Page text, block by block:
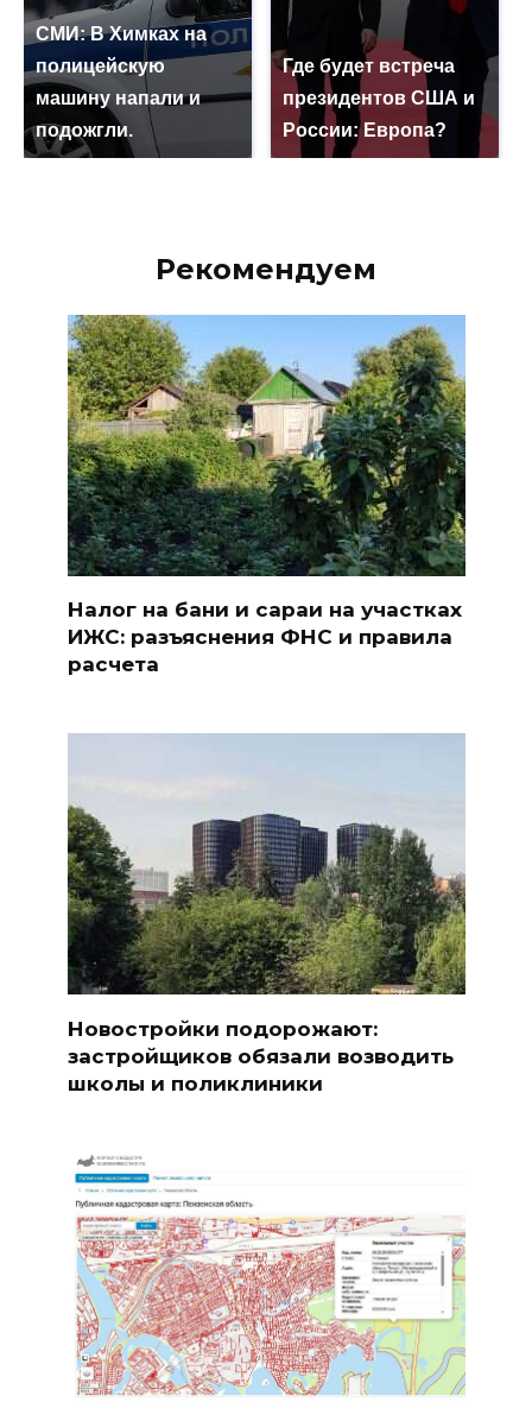
СМИ: В Химках на
полицейскую
машину напали и
подожгли.
Где будет встреча
президентов США и
России: Европа?
Рекомендуем
Налог на бани и сараи на участках
ИЖС: разъяснения ФНС и правила
расчета
Новостройки подорожают:
застройщиков обязали возводить
школы и поликлиники